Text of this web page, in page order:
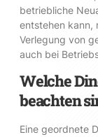
betriebliche
entstehen kann,
Verlegung von
auch bei
Welche
beachten
Eine geordnete